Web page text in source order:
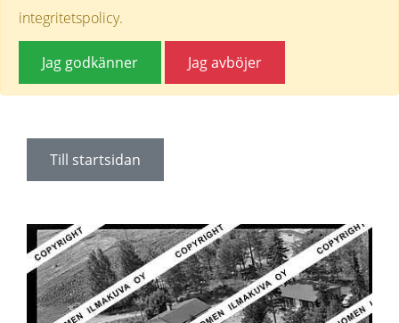
integritetspolicy.
Jag godkänner Jag avböjer
Till startsidan